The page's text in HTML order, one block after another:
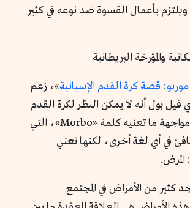
ويلتزم بأعمال القسوة ضد نوعه في كثير
والمؤرخة البريطانية
موربو: قصة كرة القدم الإسبانية»، زعم
فيل بول أنه لا يمكن النظر لكرة القدم
الإسبانية دون مواجهة ما تعنيه كلمة «Morbo»، التي
في أي لغة أخرى، لكنها تعني
كثير من الأمراض في المجتمع